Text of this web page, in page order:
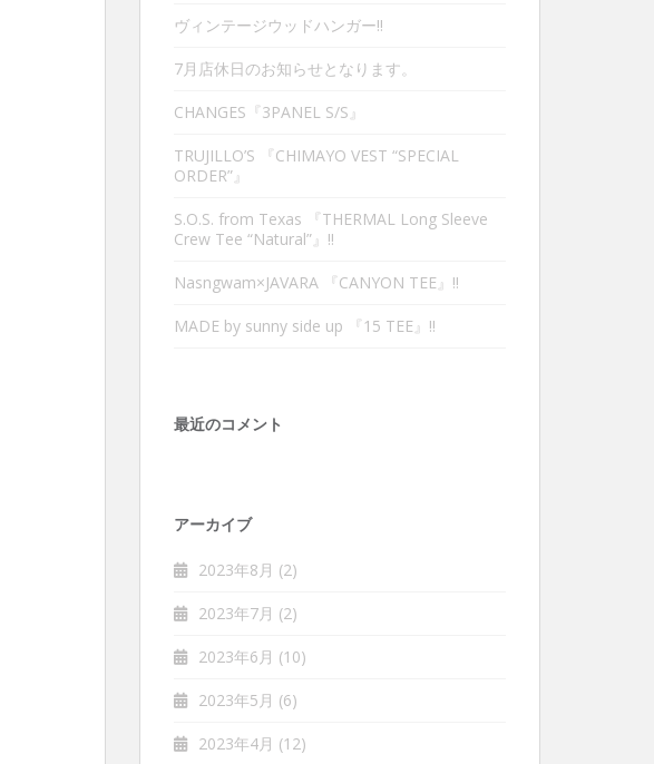
ヴィンテージウッドハンガー‼︎
7月店休日のお知らせとなります。
CHANGES『3PANEL S/S』
TRUJILLO’S 『CHIMAYO VEST “SPECIAL
ORDER”』
S.O.S. from Texas 『THERMAL Long Sleeve
Crew Tee “Natural”』‼︎
Nasngwam×JAVARA 『CANYON TEE』‼︎
MADE by sunny side up 『15 TEE』‼︎
最近のコメント
アーカイブ
2023年8月 (2)
2023年7月 (2)
2023年6月 (10)
2023年5月 (6)
2023年4月 (12)